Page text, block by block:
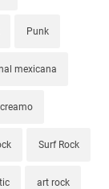
Punk
mexicana
Surf Rock
art rock